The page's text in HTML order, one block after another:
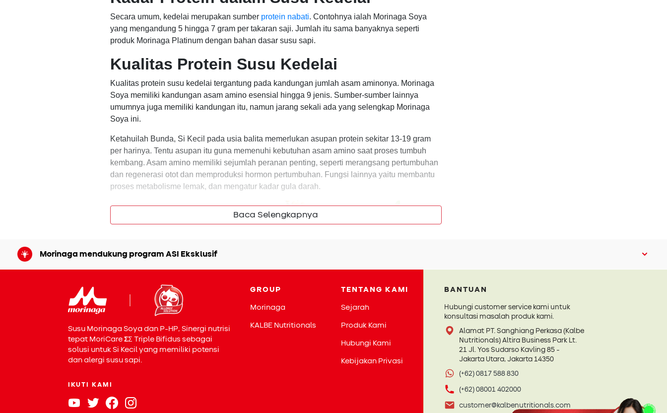
Secara umum, kedelai merupakan sumber protein nabati. Contohnya ialah Morinaga Soya
yang mengandung 5 hingga 7 gram per takaran saji. Jumlah itu sama banyaknya seperti
produk Morinaga Platinum dengan bahan dasar susu sapi.
Kualitas Protein Susu Kedelai
Kualitas protein susu kedelai tergantung pada kandungan jumlah asam aminonya. Morinaga
Soya memiliki kandungan asam amino esensial hingga 9 jenis. Sumber-sumber lainnya
umumnya juga memiliki kandungan itu, namun jarang sekali ada yang selengkap Morinaga
Soya ini.
Ketahuilah Bunda, Si Kecil pada usia balita memerlukan asupan protein sekitar 13-19 gram
per harinya. Tentu asupan itu guna memenuhi kebutuhan asam amino saat proses tumbuh
kembang. Asam amino memiliki sejumlah peranan penting, seperti merangsang pertumbuhan
dan regenerasi otot dan memproduksi hormon pertumbuhan. Fungsi lainnya yaitu membantu
proses metabolisme lemak, dan mengatur kadar gula darah.
Tak kalah penting, peranannya juga diperlukan untuk meningkatkan sistem imun. Ingat ya
Bun, karena tubuhnya tidak dapat memproduksi asam amino secara mandiri, maka pastikan
setiap harinya asupan proteinnya dapat terpenuhi.
Manfaat susu kedelai tidak hanya meningkatkan sistem imun saja. Selain itu masih ada
beberapa peran pentingnya untuk kesehatan seperti menjaga pencernaan dan membantu
perkembangan otak. Ingin mengetahui selengkapnya? Yuk baca:
Mengapa Protein Susu Kedelai Lebih
Baca Selengkapnya
Morinaga mendukung program ASI Eksklusif
Susu Morinaga Soya dan P-HP, Sinergi nutrisi
tepat MoriCareΣΣTriple Bifidus sebagai
solusi untuk Si Kecil yang memiliki potensi
dan alergi susu sapi.
IKUTI KAMI
GROUP
Morinaga
KALBE Nutritionals
TENTANG KAMI
Sejarah
Produk Kami
Hubungi Kami
Kebijakan Privasi
BANTUAN
Hubungi customer service kami untuk
konsultasi masalah produk kami.
Alamat PT. Sanghiang Perkasa (Kalbe
Nutritionals) Altira Business Park Lt.
21 Jl. Yos Sudarso Kavling 85 -
Jakarta Utara, Jakarta 14350
(+62) 0817 588 830
(+62) 08001 402000
customer@kalbenutritionals.com